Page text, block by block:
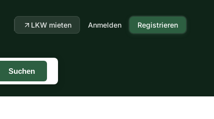
LKW mieten Anmelden Registrieren
Suchen